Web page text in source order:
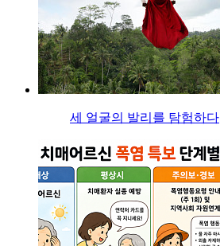
세 얼굴의 발리를 탐험하다